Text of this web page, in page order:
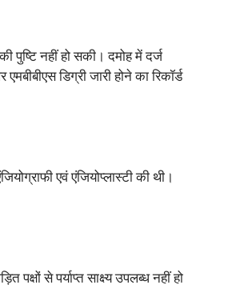
नहीं हो सकी। दमोह में दर्ज
डिग्री जारी होने का रिकॉर्ड
एवं एंजियोप्लास्टी की थी।
से पर्याप्त साक्ष्य उपलब्ध नहीं हो